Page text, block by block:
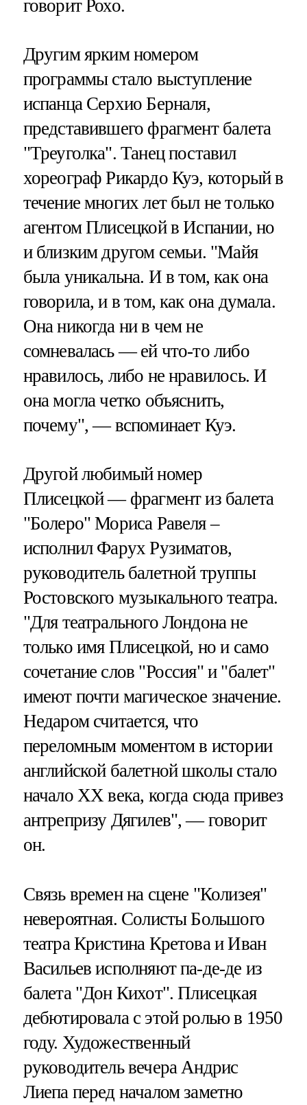
говорит Рохо.
Другим ярким номером
программы стало выступление
испанца Серхио Берналя,
представившего фрагмент балета
"Треуголка". Танец поставил
хореограф Рикардо Куэ, который в
течение многих лет был не только
агентом Плисецкой в Испании, но
и близким другом семьи. "Майя
была уникальна. И в том, как она
говорила, и в том, как она думала.
Она никогда ни в чем не
сомневалась — ей что-то либо
нравилось, либо не нравилось. И
она могла четко объяснить,
почему", — вспоминает Куэ.
Другой любимый номер
Плисецкой — фрагмент из балета
"Болеро" Мориса Равеля –
исполнил Фарух Рузиматов,
руководитель балетной труппы
Ростовского музыкального театра.
"Для театрального Лондона не
только имя Плисецкой, но и само
сочетание слов "Россия" и "балет"
имеют почти магическое значение.
Недаром считается, что
переломным моментом в истории
английской балетной школы стало
начало XX века, когда сюда привез
антрепризу Дягилев", — говорит
он.
Связь времен на сцене "Колизея"
невероятная. Солисты Большого
театра Кристина Кретова и Иван
Васильев исполняют па-де-де из
балета "Дон Кихот". Плисецкая
дебютировала с этой ролью в 1950
году. Художественный
руководитель вечера Андрис
Лиепа перед началом заметно